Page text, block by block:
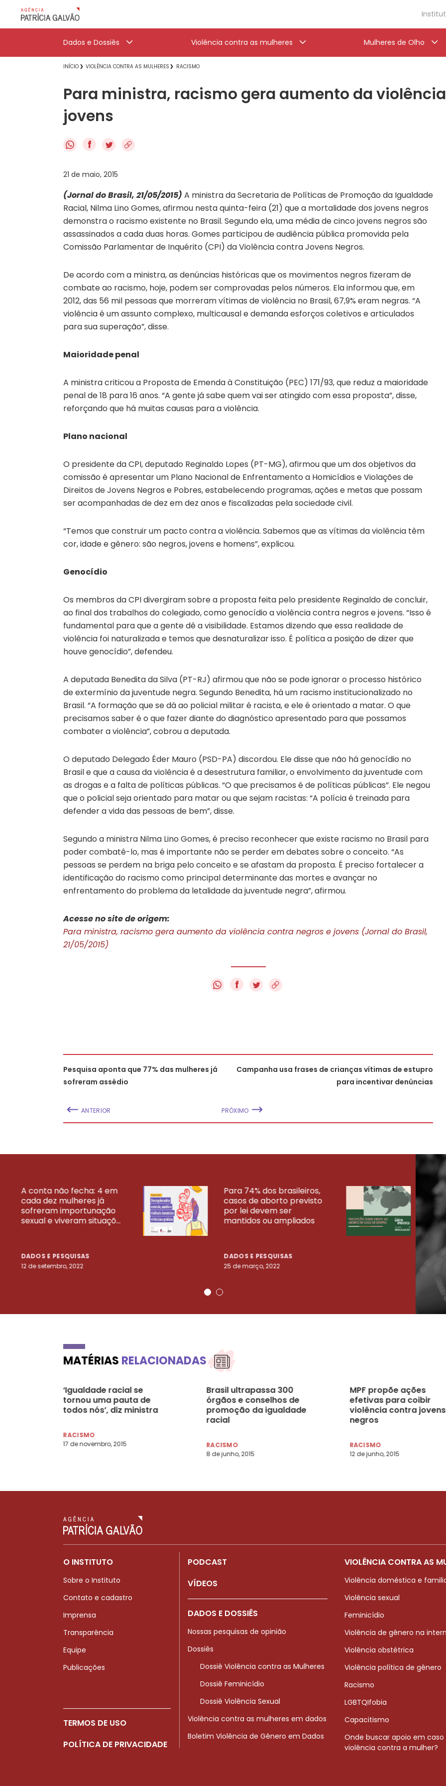
Dados e Dossiês Violência contra as mulheres Mulheres de Olho
INÍCIO VIOLÊNCIA CONTRA AS MULHERES RACISMO
Para ministra, racismo gera aumento da
jovens
f
21 de maio, 2015
(Jornal do Brasil, 21/05/2015) A ministra da Secretaria de Políticas de Promoção da Igualdade
Racial, Nilma Lino Gomes, afirmou nesta quinta-feira (21) que a mortalidade dos jovens negros
demonstra o racismo existente no Brasil. Segundo ela, uma média de cinco jovens negros são
assassinados a cada duas horas. Gomes participou de audiência pública promovida pela
Comissão Parlamentar de Inquérito (CPI) da Violência contra Jovens Negros.
De acordo com a ministra, as denúncias históricas que os movimentos negros fizeram de
combate ao racismo, hoje, podem ser comprovadas pelos números. Ela informou que, em
2012, das 56 mil pessoas que morreram vítimas de violência no Brasil, 67,9% eram negras. “A
violência é um assunto complexo, multicausal e demanda esforços coletivos e articulados
para sua superação”, disse.
Maioridade penal
A ministra criticou a Proposta de Emenda à Constituição (PEC) 171/93, que reduz a maioridade
penal de 18 para 16 anos. “A gente já sabe quem vai ser atingido com essa proposta”, disse,
reforçando que há muitas causas para a violência.
Plano nacional
O presidente da CPI, deputado Reginaldo Lopes (PT-MG), afirmou que um dos objetivos da
comissão é apresentar um Plano Nacional de Enfrentamento a Homicídios e Violações de
Direitos de Jovens Negros e Pobres, estabelecendo programas, ações e metas que possam
ser acompanhadas de dez em dez anos e fiscalizadas pela sociedade civil.
“Temos que construir um pacto contra a violência. Sabemos que as vítimas da violência têm
cor, idade e gênero: são negros, jovens e homens”, explicou.
Genocídio
Os membros da CPI divergiram sobre a proposta feita pelo presidente Reginaldo de concluir,
ao final dos trabalhos do colegiado, como genocídio a violência contra negros e jovens. “Isso é
fundamental para que a gente dê a visibilidade. Estamos dizendo que essa realidade de
violência foi naturalizada e temos que desnaturalizar isso. É política a posição de dizer que
houve genocídio”, defendeu.
A deputada Benedita da Silva (PT-RJ) afirmou que não se pode ignorar o processo histórico
de extermínio da juventude negra. Segundo Benedita, há um racismo institucionalizado no
Brasil. “A formação que se dá ao policial militar é racista, e ele é orientado a matar. O que
precisamos saber é o que fazer diante do diagnóstico apresentado para que possamos
combater a violência”, cobrou a deputada.
O deputado Delegado Éder Mauro (PSD-PA) discordou. Ele disse que não há genocídio no
Brasil e que a causa da violência é a desestrutura familiar, o envolvimento da juventude com
as drogas e a falta de políticas públicas. “O que precisamos é de políticas públicas”. Ele negou
que o policial seja orientado para matar ou que sejam racistas: “A polícia é treinada para
defender a vida das pessoas de bem”, disse.
Segundo a ministra Nilma Lino Gomes, é preciso reconhecer que existe racismo no Brasil para
poder combatê-lo, mas é importante não se perder em debates sobre o conceito. “As
pessoas se perdem na briga pelo conceito e se afastam da proposta. É preciso fortalecer a
identificação do racismo como principal determinante das mortes e avançar no
enfrentamento do problema da letalidade da juventude negra”, afirmou.
Acesse no site de origem:
Para ministra, racismo gera aumento da violência contra negros e jovens (Jornal do Brasil,
21/05/2015)
f
Pesquisa aponta que 77% das mulheres já
sofreram assédio
ANTERIOR
Campanha usa frases de crianças vítimas de estupro
para incentivar denúncias
PRÓXIMO
A conta não fecha: 4 em
cada dez mulheres já
sofreram importunação
sexual e viveram situaçõ...
DADOS E PESQUISAS
12 de setembro, 2022
Para 74% dos brasileiros,
casos de aborto previsto
por lei devem ser
mantidos ou ampliados
DADOS E PESQUISAS
25 de março, 2022
23
VEJA MAIS PESQUISAS
MATÉRIAS RELACIONADAS
‘Igualdade racial se
tornou uma pauta de
todos nós’, diz ministra
RACISMO
17 de novembro, 2015
Brasil ultrapassa 300
órgãos e conselhos de
promoção da igualdade
racial
RACISMO
8 de junho, 2015
MPF propõe ações
efetivas para coibir
violência contra jovens
negros
RACISMO
12 de junho, 2015
O INSTITUTO
Sobre o Instituto
Contato e cadastro
Imprensa
Transparência
Equipe
Publicações
TERMOS DE USO
POLÍTICA DE PRIVACIDADE
PODCAST
VÍDEOS
DADOS E DOSSIÊS
Nossas pesquisas de opinião
Dossiês
Dossiê Violência contra as Mulheres
Dossiê Feminicídio
Dossiê Violência Sexual
Violência contra as mulheres em dados
Boletim Violência de Gênero em Dados
VIOLÊNCIA CONTRA AS
Violência doméstica e
Violência sexual
Feminicídio
Violência de gênero na
Violência obstétrica
Violência política de gênero
Racismo
LGBTQIfobia
Capacitismo
Onde buscar apoio em caso
violência contra a mulher?